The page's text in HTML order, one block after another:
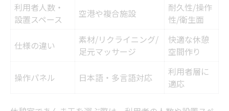
利用者人数・
設置スペース
空港や複合施設
耐久性/操作
性/衛生面
仕様の違い
素材/リクライニング/
足元マッサージ
快適な休憩
空間作り
操作パネル 日本語・多言語対応
利用者層に
適応